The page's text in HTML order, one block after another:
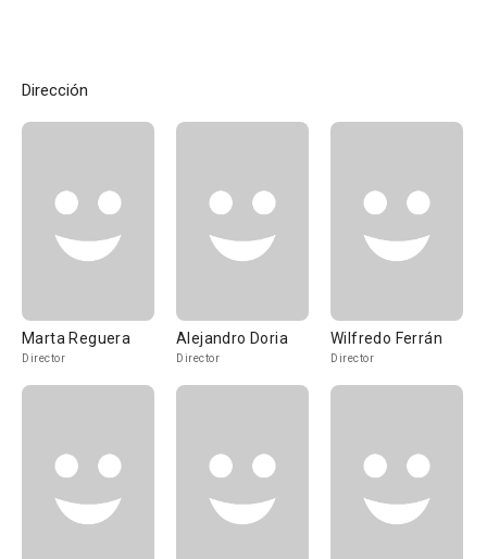
Dirección
Marta Reguera
Director
Alejandro Doria
Director
Wilfredo Ferrán
Director